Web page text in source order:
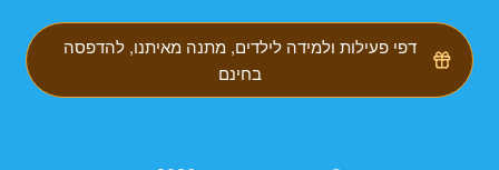
דפי פעילות ולמידה לילדים, מתנה מאיתנו, להדפסה
בחינם